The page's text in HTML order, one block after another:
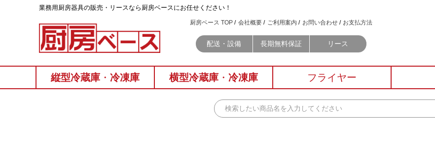
業務⽤厨房器具の販売・リースなら厨房ベースにお任せください！
厨房ベース TOP 会社概要 ご利用案内 お問い合わせ お支払方法
配送・設備 長期無料保証 リース
縦型冷蔵庫 ・ 冷凍庫 横型冷蔵庫 ・ 冷凍庫 フライヤー